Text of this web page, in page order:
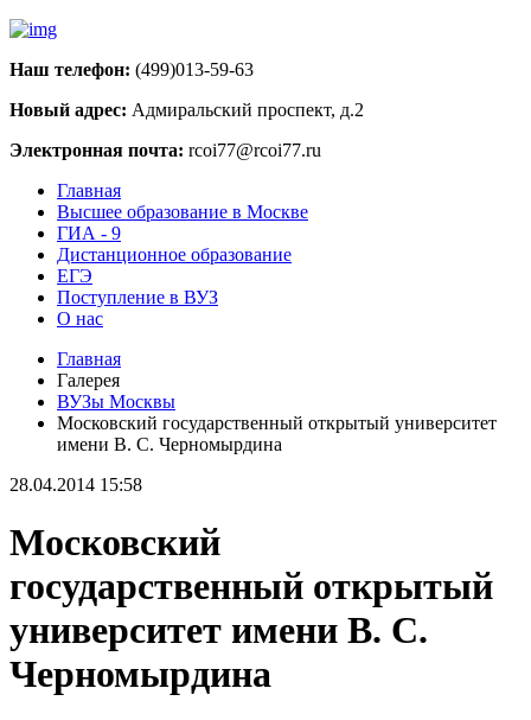
Наш телефон: (499)013-59-63
Новый адрес: Адмиральский проспект, д.2
Электронная почта: rcoi77@rcoi77.ru
Главная
Высшее образование в Москве
ГИА - 9
Дистанционное образование
ЕГЭ
Поступление в ВУЗ
О нас
Главная
Галерея
ВУЗы Москвы
Московский государственный открытый университет
имени В. С. Черномырдина
28.04.2014 15:58
Московский
государственный открытый
университет имени В. С.
Черномырдина